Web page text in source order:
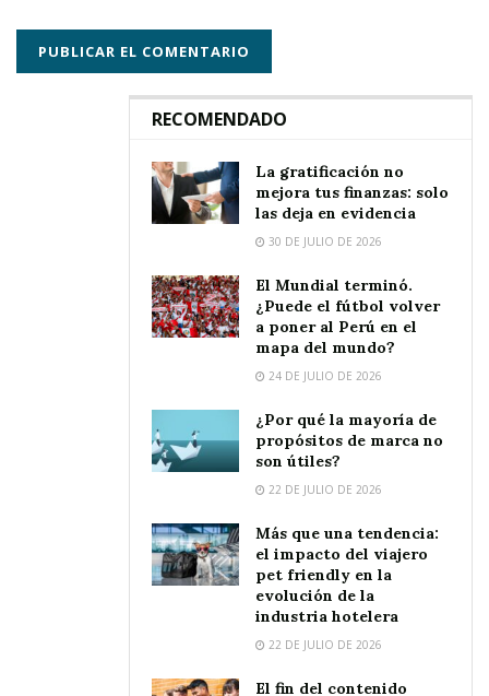
RECOMENDADO
La gratificación no
mejora tus finanzas: solo
las deja en evidencia
30 DE JULIO DE 2026
El Mundial terminó.
¿Puede el fútbol volver
a poner al Perú en el
mapa del mundo?
24 DE JULIO DE 2026
¿Por qué la mayoría de
propósitos de marca no
son útiles?
22 DE JULIO DE 2026
Más que una tendencia:
el impacto del viajero
pet friendly en la
evolución de la
industria hotelera
22 DE JULIO DE 2026
El fin del contenido